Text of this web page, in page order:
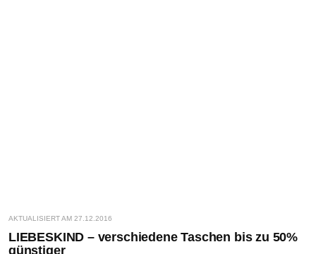
AKTUALISIERT AM 27.12.2016
LIEBESKIND – verschiedene Taschen bis zu 50%
günstiger